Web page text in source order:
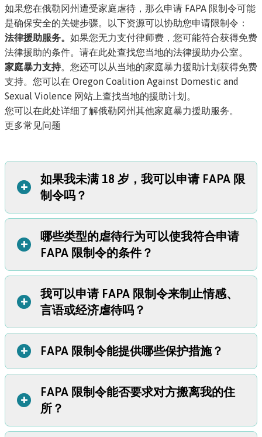
如果您在俄勒冈州遭受家庭虐待，那么申请 FAPA 限制令可能
是确保安全的关键步骤。以下资源可以协助您申请限制令：
法律援助服务。 如果您无力支付律师费，您可能符合获得免费
法律援助的条件。 请在此处查找您当地的法律援助办公室。
家庭暴力支持。您还可以从当地的家庭暴力援助计划获得免费
支持。您可以在 Oregon Coalition Against Domestic and
Sexual Violence 网站 上查找当地的援助计划。
您可以在此处详细了解俄勒冈州其他家庭暴力援助服务。
更多常见问题
如果我未满 18 岁，我可以申请 FAPA 限
制令吗？
+
是的，在某些情况下可以。未成年人可以申请针对以下人员
的 FAPA 限制令：
配偶或前任配偶
但对方必须是成年人！您不能针对 18 岁以下的人申请 FAPA
限制令。
哪些类型的虐待行为可以使我符合申请
FAPA 限制令的条件？
+
如果您最近遭受了以下行为，您可能符合申请 FAPA 限制令
的条件：
对您进行殴打、拳击、推搡或推撞。
朝您扔东西。
试图用车撞您。
当您在车内时鲁莽驾驶，意图恐吓您。
用枪或其他武器威胁您。
威胁要杀害或伤害您。
强迫您发生非自愿的性行为。
我可以申请 FAPA 限制令来制止情感、
言语或经济虐待吗？
+
很可能不行。FAPA 限制令主要针对身体暴力和性侵犯提供
保护。
如果您是残疾人或 65 岁以上老年人，那么您可能符合申请
老年人和残疾人限制令的条件。这种限制令可以保护人们免
受言语和经济虐待。
FAPA 限制令能提供哪些保护措施？
+
FAPA 限制令可以要求施虐者：
禁止与您联系。
远离您的住所、工作场所或您经常出入的其他地点。
FAPA 限制令能否要求对方搬离我的住
所？
+